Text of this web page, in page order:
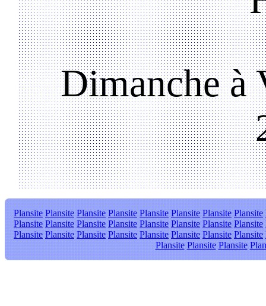
Dimanche à
Plansite Plansite Plansite Plansite Plansite Plansite Plansite Plansite
Plansite Plansite Plansite Plansite Plansite Plansite Plansite Plansite
Plansite Plansite Plansite Plansite Plansite Plansite Plansite Plansite
Plansite Plansite Plansite